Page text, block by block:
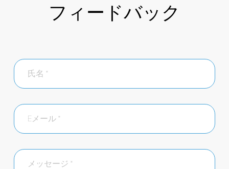
フィードバック